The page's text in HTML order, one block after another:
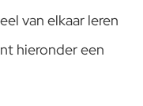
van elkaar leren
hieronder een